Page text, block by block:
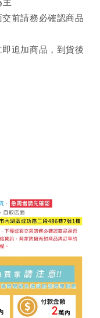
前請務必確認商品
追加商品，到貨後